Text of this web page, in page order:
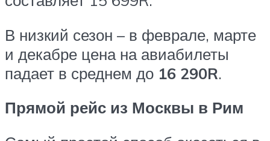
В низкий сезон – в феврале, марте
и декабре цена на авиабилеты
падает в среднем до 16 290R.
Прямой рейс из Москвы в Рим